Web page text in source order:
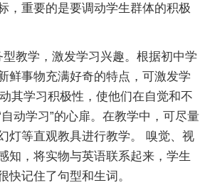
重要的是要调动学生群体的积极
学，激发学习兴趣。根据初中学
鲜事物充满好奇的特点，可激发学
其学习积极性，使他们在自觉和不
动学习”的心扉。在教学中，可尽量
灯等直观教具进行教学。 嗅觉、视
知，将实物与英语联系起来，学生
快记住了句型和生词。